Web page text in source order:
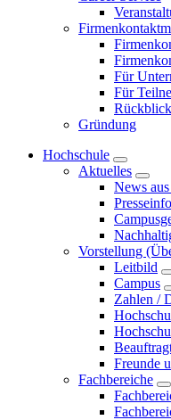
Für
Für
Gründung
Hochschule
Aktuelles
News
Vorstellung
Leitbild
Campus
Zahlen /
Freunde
Fachbereiche